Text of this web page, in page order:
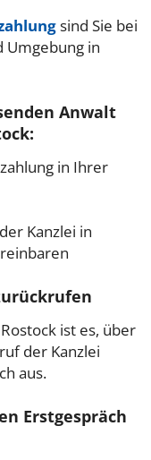
sind Sie bei
Umgebung in
Anwalt
in Ihrer
Kanzlei in
ist es, über
der Kanzlei
aus.
Erstgespräch